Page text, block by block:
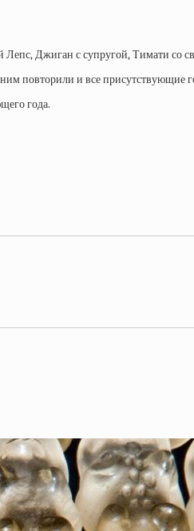
Джиган с супругой, Тимати со
повторили и все присутствующие
года.